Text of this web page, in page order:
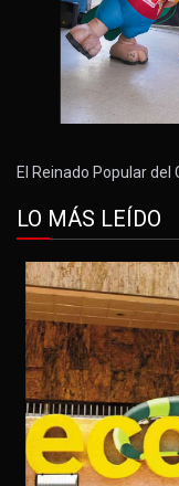
El Reinado Popular del
LO MÁS LEÍDO